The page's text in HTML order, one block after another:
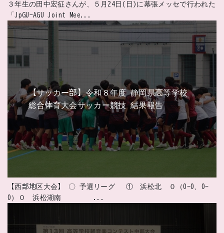
３年生の田中宏征さんが、５月24日(日)に幕張メッセで行われた
「JpGU-AGU Joint Mee...
【サッカー部】令和８年度 静岡県高等学校
総合体育大会サッカー競技 結果報告
【西部地区大会】 〇 予選リーグ ① 浜松北 ０（0-0、0-
0）０ 浜松湖南 ...